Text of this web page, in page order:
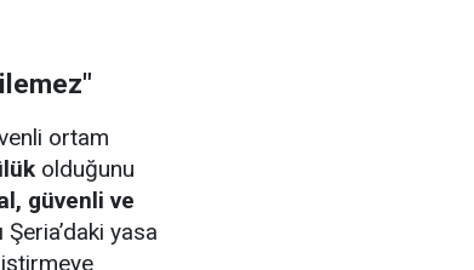
ortam
olduğunu
güvenli ve
Şeria’daki yasa